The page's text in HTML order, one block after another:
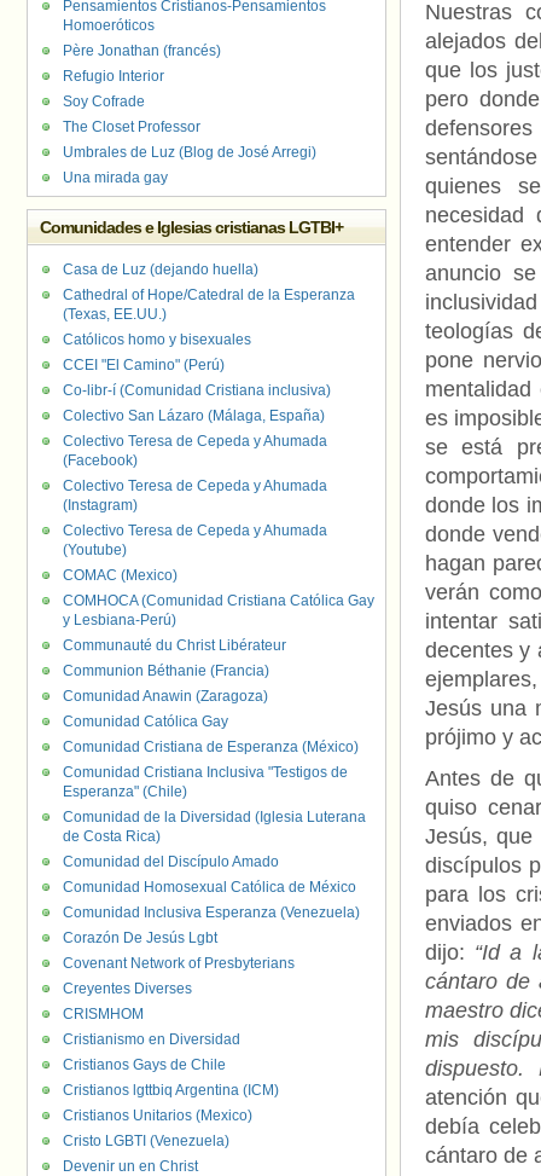
Nuestras
alejados
que los
pero
quienes
entender
anuncio
teologías
pone
es
se está
donde los
donde
hagan
verán
intentar
decentes y
Jesús una
prójimo y
Antes de
quiso
Jesús, que
discípulos
para los
enviados
dijo: “Id a
cántaro de
maestro
mis
atención
debía
cántaro de
Pensamientos Cristianos-Pensamientos
Homoeróticos
Père Jonathan (francés)
Refugio Interior
Soy Cofrade
The Closet Professor
Umbrales de Luz (Blog de José Arregi)
Una mirada gay
Comunidades e Iglesias cristianas LGTBI+
Casa de Luz (dejando huella)
Cathedral of Hope/Catedral de la Esperanza
(Texas, EE.UU.)
Católicos homo y bisexuales
CCEI "El Camino" (Perú)
Co-libr-í (Comunidad Cristiana inclusiva)
Colectivo San Lázaro (Málaga, España)
Colectivo Teresa de Cepeda y Ahumada
(Facebook)
Colectivo Teresa de Cepeda y Ahumada
(Instagram)
Colectivo Teresa de Cepeda y Ahumada
(Youtube)
COMAC (Mexico)
COMHOCA (Comunidad Cristiana Católica Gay
y Lesbiana-Perú)
Communauté du Christ Libérateur
Communion Béthanie (Francia)
Comunidad Anawin (Zaragoza)
Comunidad Católica Gay
Comunidad Cristiana de Esperanza (México)
Comunidad Cristiana Inclusiva "Testigos de
Esperanza" (Chile)
Comunidad de la Diversidad (Iglesia Luterana
de Costa Rica)
Comunidad del Discípulo Amado
Comunidad Homosexual Católica de México
Comunidad Inclusiva Esperanza (Venezuela)
Corazón De Jesús Lgbt
Covenant Network of Presbyterians
Creyentes Diverses
CRISMHOM
Cristianismo en Diversidad
Cristianos Gays de Chile
Cristianos lgttbiq Argentina (ICM)
Cristianos Unitarios (Mexico)
Cristo LGBTI (Venezuela)
Devenir un en Christ